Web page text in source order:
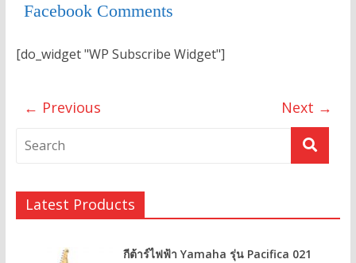
Facebook Comments
[do_widget "WP Subscribe Widget"]
← Previous Next →
Latest Products
กีต้าร์ไฟฟ้า Yamaha รุ่น Pacifica 021